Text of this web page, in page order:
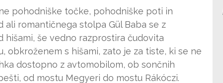
pohodniške točke, pohodniške poti in
romantičnega stolpa Gül Baba se z
še vedno razprostira čudovita
obkroženem s hišami, zato je za tiste, ki se ne
dostopno z avtomobilom, ob sončnih
od mostu Megyeri do mostu Rákóczi.